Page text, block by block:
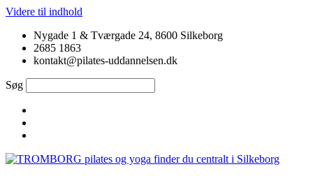
Videre til indhold
Nygade 1 & Tværgade 24, 8600 Silkeborg
2685 1863
kontakt@pilates-uddannelsen.dk
Søg